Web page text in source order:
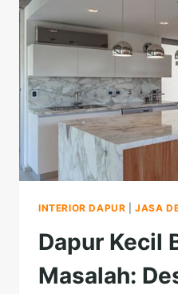
INTERIOR DAPUR |JASA
Dapur Kecil
Masalah: